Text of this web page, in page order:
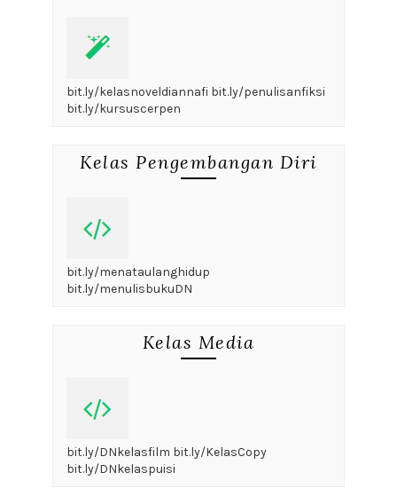
bit.ly/kelasnoveldiannafi bit.ly/penulisanfiksi
bit.ly/kursuscerpen
Kelas Pengembangan Diri
bit.ly/menataulanghidup
bit.ly/menulisbukuDN
Kelas Media
bit.ly/DNkelasfilm bit.ly/KelasCopy
bit.ly/DNkelaspuisi